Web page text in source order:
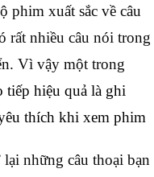
phim xuất sắc về câu
rất nhiều câu nói trong
Vì vậy một trong
tiếp hiệu quả là ghi
thích khi xem phim
những câu thoại bạn